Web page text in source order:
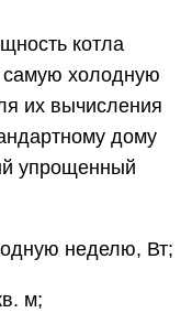
котла
самую холодную
их вычисления
дому
упрощенный
неделю, Вт;
м;